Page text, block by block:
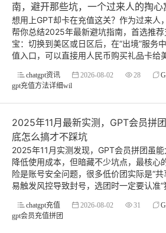
南，避开那些坑，一个过来人的掏心
话
想用上GPT却卡在充值这关？作为过来人
帮你总结2025年最新避坑指南，首选推荐
宝：切换到美区或日区后，在“出境”服务
值入口，可以直接用人民币购买礼品卡给
chatgpt资讯 2026-08-02 28
gpt充值方法详细wil
2025年11月最新实测，GPT会员拼
底怎么搞才不踩坑
2025年11月实测发现，GPT会员拼团虽
降低使用成本，但暗藏不少坑点，最核心
险是账号安全问题，很多低价团实际是“
易触发风控导致封号，选团时一定要认准“
chatgpt充值 2026-08-02 31
gpt会员充值拼团